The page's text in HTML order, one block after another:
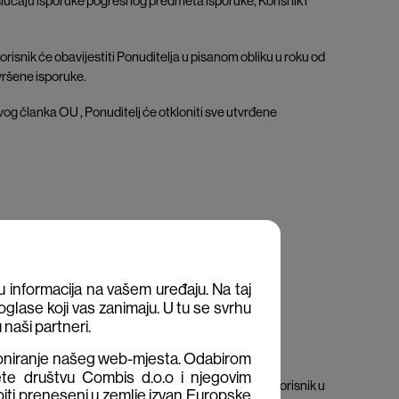
će obavijestiti Ponuditelja u pisanom obliku u roku od
isporuke.
članka OU , Ponuditelj će otkloniti sve utvrđene
propisima u Republici Hrvatskoj) račun je Korisnik u
na vašem uređaju. Na taj
koji vas zanimaju. U tu se svrhu
partneri.
našeg web-mjesta. Odabirom
društvu Combis d.o.o i njegovim
preneseni u zemlje izvan Europske